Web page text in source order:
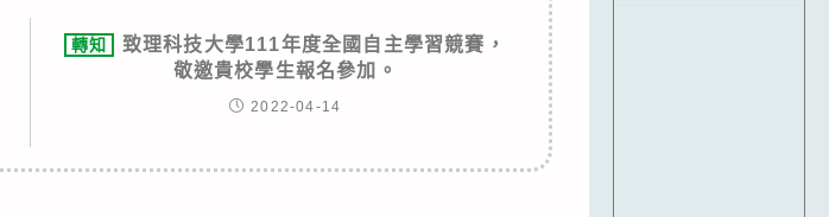
轉知
致理科技大學111年度全國自主學習競賽，
敬邀貴校學生報名參加。
2022-04-14